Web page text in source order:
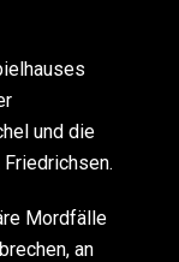
und die
Mordfälle
an